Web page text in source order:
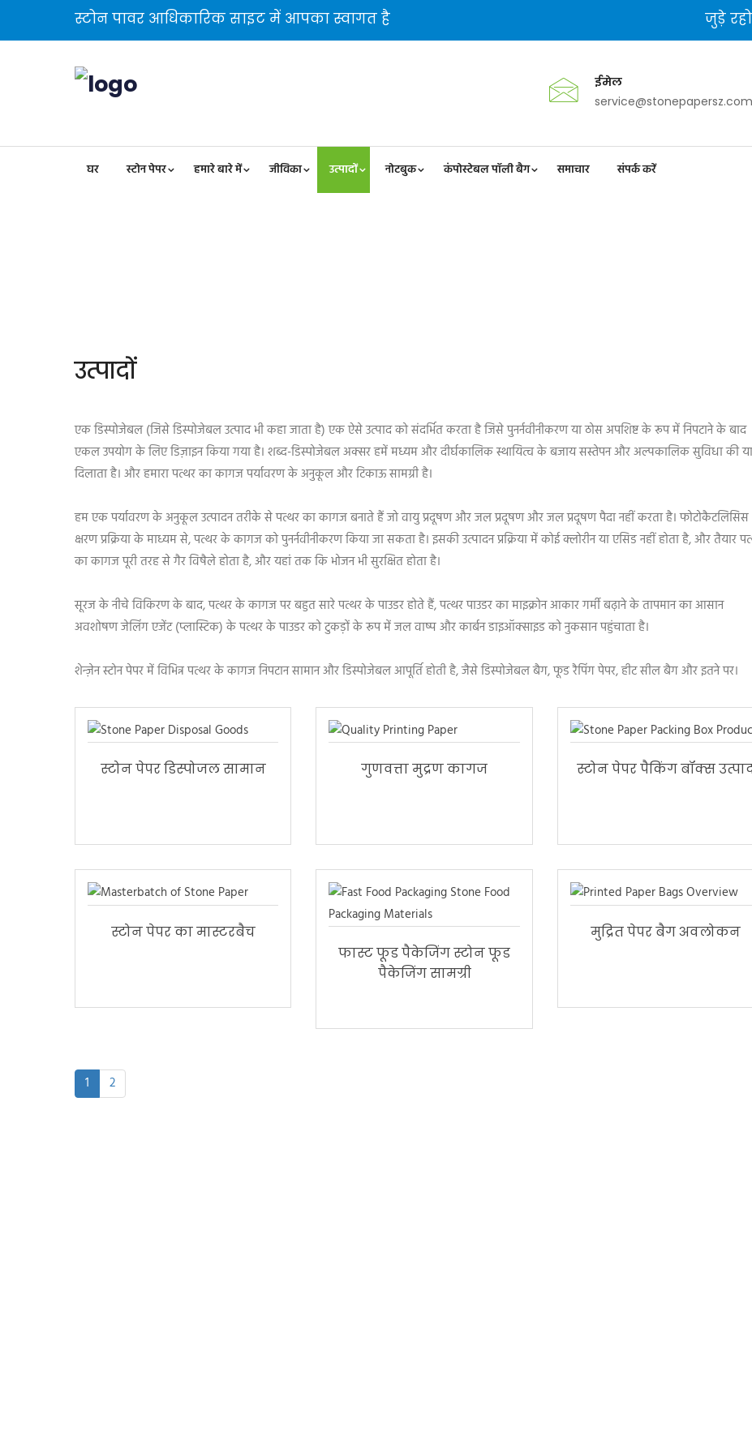
स्टोन पावर आधिकारिक साइट में आपका स्वागत है जुड़े
ईमेल
service@stonepapersz.com
घर स्टोन पेपर हमारे बारे में जीविका उत्पादों नोटबुक कंपोस्टेबल पॉली बैग समाचार संपर्क करें
उत्पादों
एक डिस्पोजेबल (जिसे डिस्पोजेबल उत्पाद भी कहा जाता है) एक ऐसे उत्पाद को संदर्भित करता है जिसे पुनर्नवीनीकरण या ठोस अपशिष्ट के रूप में निपटाने के बाद
एकल उपयोग के लिए डिज़ाइन किया गया है। शब्द-डिस्पोजेबल अक्सर हमें मध्यम और दीर्घकालिक स्थायित्व के बजाय सस्तेपन और अल्पकालिक सुविधा की
दिलाता है। और हमारा पत्थर का कागज पर्यावरण के अनुकूल और टिकाऊ सामग्री है।
हम एक पर्यावरण के अनुकूल उत्पादन तरीके से पत्थर का कागज बनाते हैं जो वायु प्रदूषण और जल प्रदूषण और जल प्रदूषण पैदा नहीं करता है। फोटोकैटलिसिस
क्षरण प्रक्रिया के माध्यम से, पत्थर के कागज को पुनर्नवीनीकरण किया जा सकता है। इसकी उत्पादन प्रक्रिया में कोई क्लोरीन या एसिड नहीं होता है, और तैयार
का कागज पूरी तरह से गैर विषैले होता है, और यहां तक कि भोजन भी सुरक्षित होता है।
सूरज के नीचे विकिरण के बाद, पत्थर के कागज पर बहुत सारे पत्थर के पाउडर होते हैं, पत्थर पाउडर का माइक्रोन आकार गर्मी बढ़ाने के तापमान का आसान
अवशोषण जेलिंग एजेंट (प्लास्टिक) के पत्थर के पाउडर को टुकड़ों के रूप में जल वाष्प और कार्बन डाइऑक्साइड को नुकसान पहुंचाता है।
शेन्ज़ेन स्टोन पेपर में विभिन्न पत्थर के कागज निपटान सामान और डिस्पोजेबल आपूर्ति होती है, जैसे डिस्पोजेबल बैग, फूड रैपिंग पेपर, हीट सील बैग और इतने पर।
स्टोन पेपर डिस्पोजल सामान गुणवत्ता मुद्रण कागज स्टोन पेपर पैकिंग बॉक्स
स्टोन पेपर का मास्टरबैच
फास्ट फूड पैकेजिंग स्टोन फूड
पैकेजिंग सामग्री
मुद्रित पेपर बैग अवलोकन
1 2